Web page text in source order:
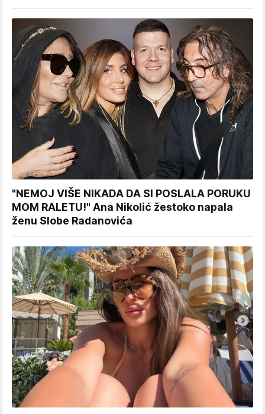
"NEMOJ VIŠE NIKADA DA SI POSLALA PORUKU
MOM RALETU!" Ana Nikolić žestoko napala
ženu Slobe Radanovića